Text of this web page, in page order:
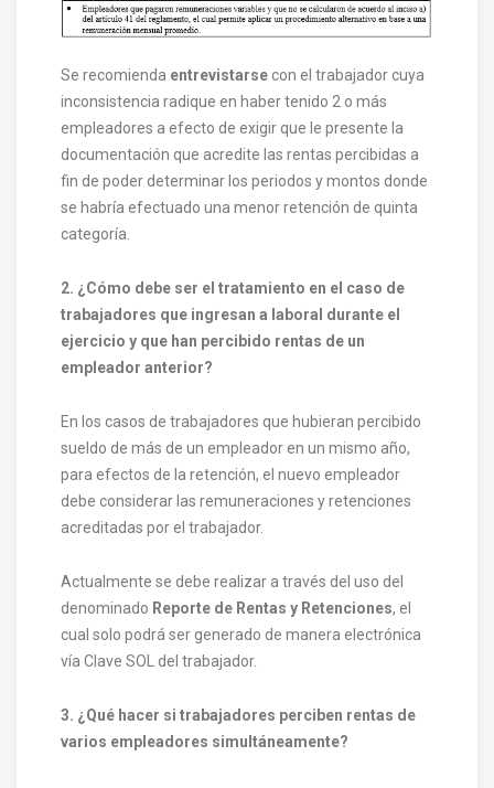
Se recomienda entrevistarse con el trabajador cuya
inconsistencia radique en haber tenido 2 o más
empleadores a efecto de exigir que le presente la
documentación que acredite las rentas percibidas a
fin de poder determinar los periodos y montos donde
se habría efectuado una menor retención de quinta
categoría.
2. ¿Cómo debe ser el tratamiento en el caso de
trabajadores que ingresan a laboral durante el
ejercicio y que han percibido rentas de un
empleador anterior?
En los casos de trabajadores que hubieran percibido
sueldo de más de un empleador en un mismo año,
para efectos de la retención, el nuevo empleador
debe considerar las remuneraciones y retenciones
acreditadas por el trabajador.
Actualmente se debe realizar a través del uso del
denominado Reporte de Rentas y Retenciones, el
cual solo podrá ser generado de manera electrónica
vía Clave SOL del trabajador.
3. ¿Qué hacer si trabajadores perciben rentas de
varios empleadores simultáneamente?